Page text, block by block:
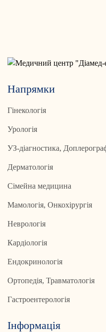
Напрямки
Гінекологія
Урологія
УЗ-діагностика,
Дерматологія
Сімейна медицина
Мамологія, Онкохірургія
Неврологія
Кардіологія
Ендокринологія
Ортопедія, Травматологія
Гастроентерологія
Інформація